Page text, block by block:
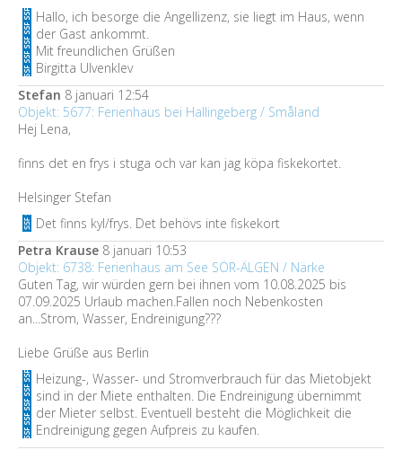
Hallo, ich besorge die Angellizenz, sie liegt im Haus, wenn
der Gast ankommt.
Mit freundlichen Grüßen
Birgitta Ulvenklev
Stefan 8 januari 12:54
Objekt: 5677: Ferienhaus bei Hallingeberg / Småland
Hej Lena,
finns det en frys i stuga och var kan jag köpa fiskekortet.
Helsinger Stefan
Det finns kyl/frys. Det behövs inte fiskekort
Petra Krause 8 januari 10:53
Objekt: 6738: Ferienhaus am See SÖR-ÄLGEN / Närke
Guten Tag, wir würden gern bei ihnen vom 10.08.2025 bis
07.09.2025 Urlaub machen.Fallen noch Nebenkosten
an...Strom, Wasser, Endreinigung???
Liebe Grüße aus Berlin
Heizung-, Wasser- und Stromverbrauch für das Mietobjekt
sind in der Miete enthalten. Die Endreinigung übernimmt
der Mieter selbst. Eventuell besteht die Möglichkeit die
Endreinigung gegen Aufpreis zu kaufen.